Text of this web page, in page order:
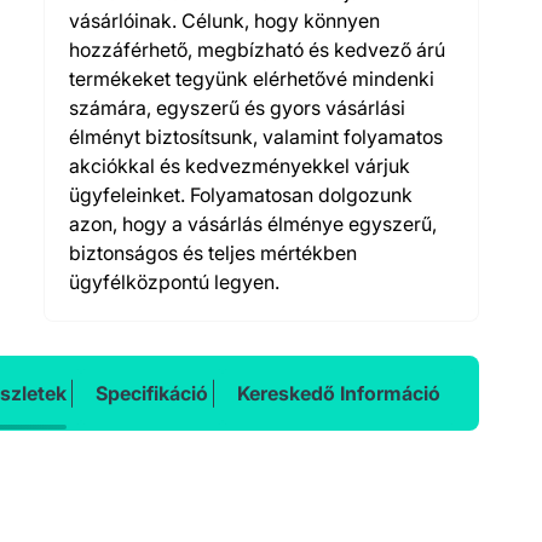
vásárlóinak. Célunk, hogy könnyen
hozzáférhető, megbízható és kedvező árú
termékeket tegyünk elérhetővé mindenki
számára, egyszerű és gyors vásárlási
élményt biztosítsunk, valamint folyamatos
akciókkal és kedvezményekkel várjuk
ügyfeleinket. Folyamatosan dolgozunk
azon, hogy a vásárlás élménye egyszerű,
biztonságos és teljes mértékben
ügyfélközpontú legyen.
Specifikáció Kereskedő Információ